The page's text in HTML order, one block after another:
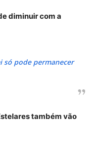
diminuir com a
só pode permanecer
também vão